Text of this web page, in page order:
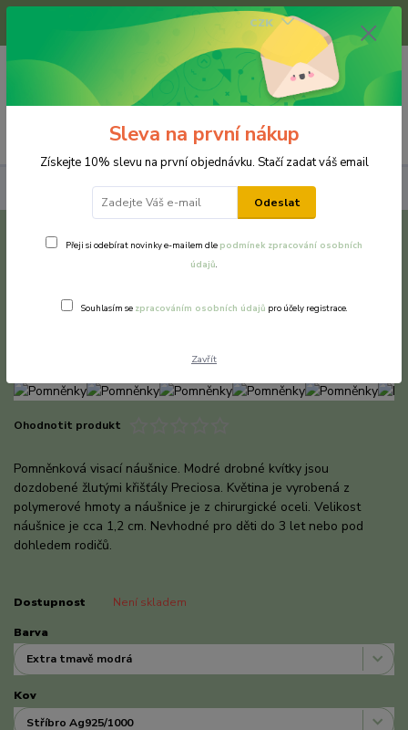
CZK
(Po-Pá, 8-16 hod.)
0 Kč
Chirurgická a nerezová ocel Pomněnky
Pomněnky
Ohodnotit produkt
Pomněnková visací náušnice. Modré drobné kvítky jsou
dozdobené žlutými křišťály Preciosa. Květina je vyrobená z
polymerové hmoty a náušnice je z chirurgické oceli. Velikost
náušnice je cca 1,2 cm. Nevhodné pro děti do 3 let nebo pod
dohledem rodičů.
Dostupnost Není skladem
Barva
Kov
Sleva na první nákup
Získejte 10% slevu na první objednávku. Stačí zadat váš email
Odeslat
Přeji si odebírat novinky e-mailem dle podmínek zpracování osobních
údajů.
Souhlasím se zpracováním osobních údajů pro účely registrace.
Zavřít